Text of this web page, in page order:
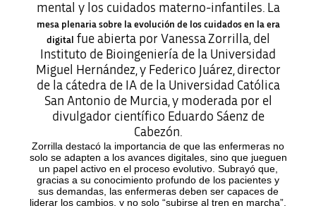
mental y los cuidados materno-infantiles. La
mesa plenaria sobre la evolución de los cuidados en la era
digital fue abierta por Vanessa Zorrilla, del
Instituto de Bioingeniería de la Universidad
Miguel Hernández, y Federico Juárez, director
de la cátedra de IA de la Universidad Católica
San Antonio de Murcia, y moderada por el
divulgador científico Eduardo Sáenz de
Cabezón.
Zorrilla destacó la importancia de que las enfermeras no
solo se adapten a los avances digitales, sino que jueguen
un papel activo en el proceso evolutivo. Subrayó que,
gracias a su conocimiento profundo de los pacientes y
sus demandas, las enfermeras deben ser capaces de
liderar los cambios, y no solo “subirse al tren en marcha”.